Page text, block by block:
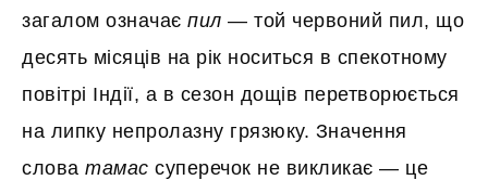
загалом означає пил — той червоний пил, що
десять місяців на рік носиться в спекотному
повітрі Індії, а в сезон дощів перетворюється
на липку непролазну грязюку. Значення
слова тамас суперечок не викликає — це